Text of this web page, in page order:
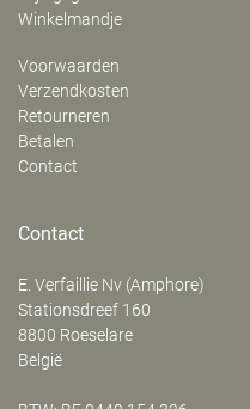
Winkelmandje
Voorwaarden
Verzendkosten
Retourneren
Betalen
Contact
Contact
E. Verfaillie Nv (Amphore)
‍Stationsdreef 160
8800 Roeselare
België